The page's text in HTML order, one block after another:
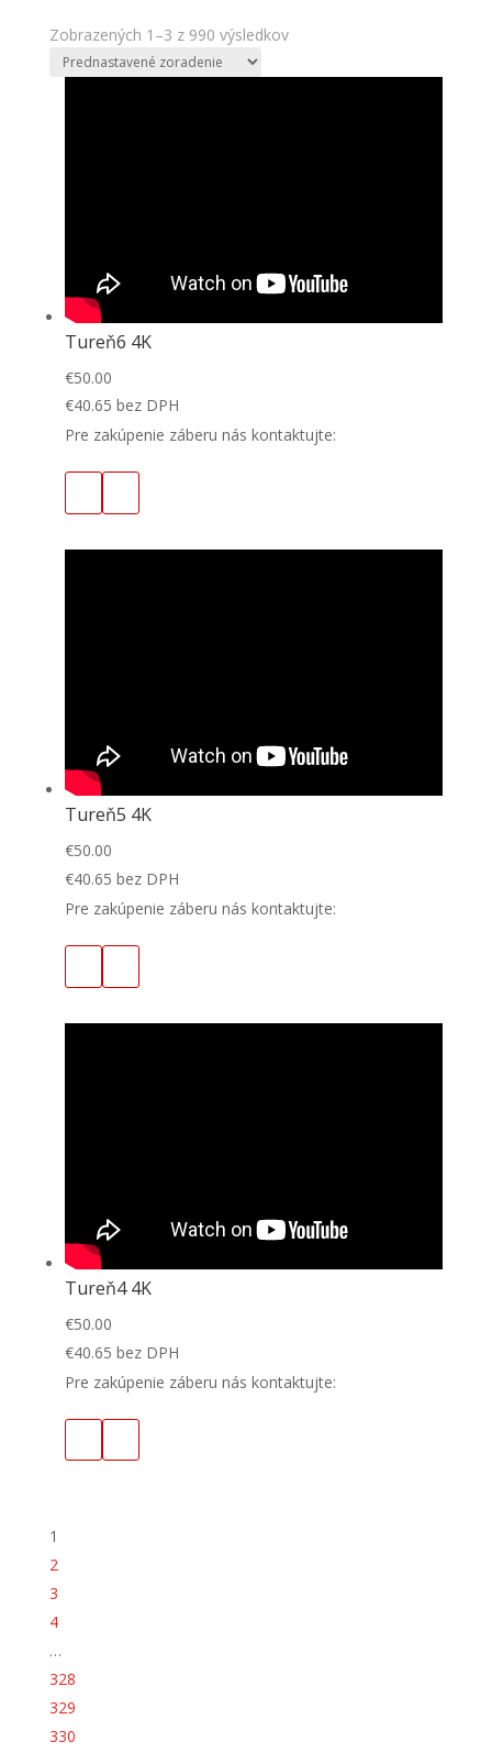
Zobrazených 1–3 z 990 výsledkov
Tureň6 4K
€50.00
€40.65 bez DPH
Pre zakúpenie záberu nás kontaktujte:
Tureň5 4K
€50.00
€40.65 bez DPH
Pre zakúpenie záberu nás kontaktujte:
Tureň4 4K
€50.00
€40.65 bez DPH
Pre zakúpenie záberu nás kontaktujte:
1
2
3
4
…
328
329
330